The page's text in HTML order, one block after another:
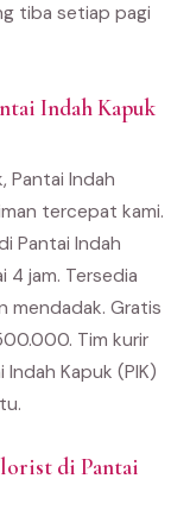
tiba setiap pagi
Indah Kapuk
Pantai Indah
tercepat kami.
Pantai Indah
4 jam. Tersedia
mendadak. Gratis
Tim kurir
Kapuk (PIK)
di Pantai